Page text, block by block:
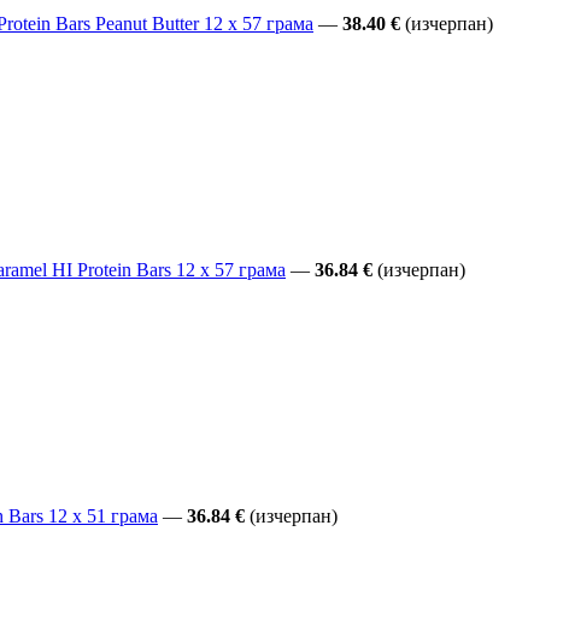
Bars Peanut Butter 12 x 57 грама — 38.40 € (изчерпан)
HI Protein Bars 12 x 57 грама — 36.84 € (изчерпан)
12 x 51 грама — 36.84 € (изчерпан)